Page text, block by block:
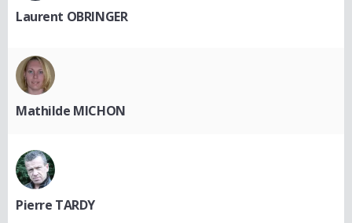
Laurent OBRINGER
Mathilde MICHON
Pierre TARDY